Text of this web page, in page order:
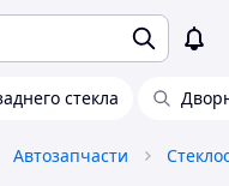
стекла
Автозапчасти